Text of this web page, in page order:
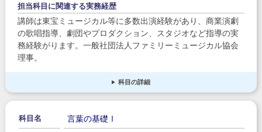
担当科目に関連する実務経歴
講師は東宝ミュージカル等に多数出演経験があり、商業演劇
の歌唱指導、劇団やプロダクション、スタジオなど指導の実
務経験がります。一般社団法人ファミリーミュージカル協会
理事。
科目の詳細
科目名 言葉の基礎Ⅰ